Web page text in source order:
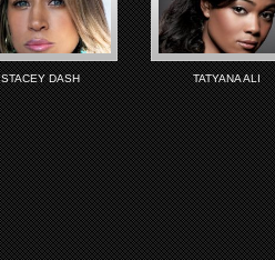
STACEY DASH TATYANA ALI